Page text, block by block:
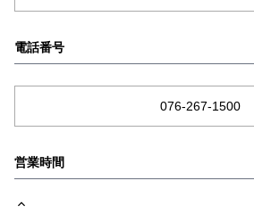
電話番号
076-267-1500
営業時間